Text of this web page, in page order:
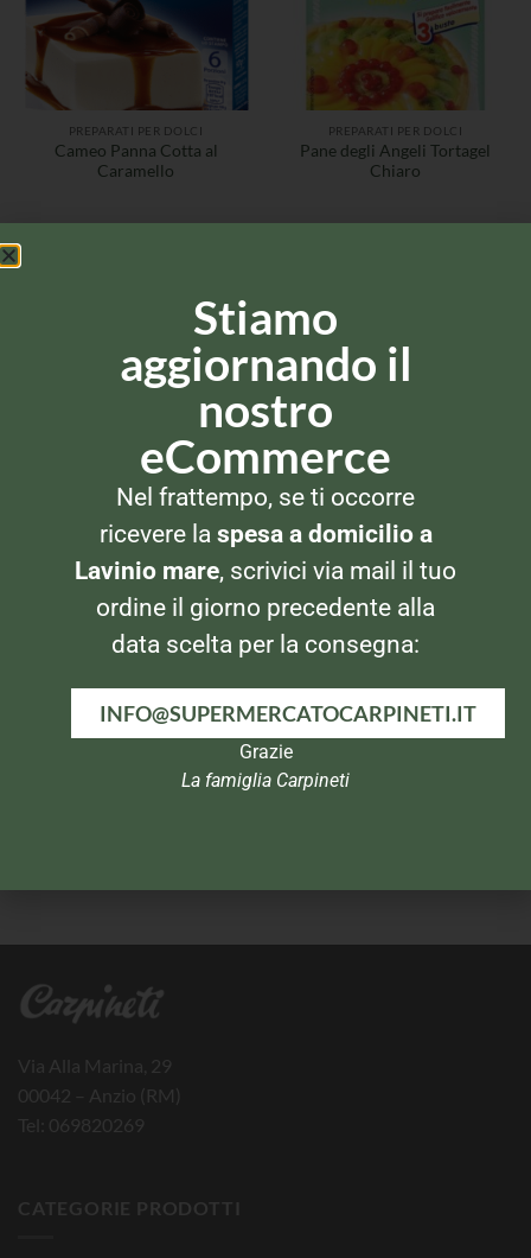
PREPARATI PER DOLCI
Cameo Panna Cotta al
Caramello
PREPARATI PER DOLCI
Pane degli Angeli Tortagel
Chiaro
PREPARATI PER DOLCI
Pane degli Angeli Zucchero
a Velo
Pane degli Angeli Vanillina 6
bustine
Via Alla Marina, 29
00042 – Anzio (RM)
Tel: 069820269
CATEGORIE PRODOTTI
Stiamo
aggiornando il
nostro
eCommerce
Nel frattempo, se ti occorre
ricevere la spesa a domicilio a
Lavinio mare, scrivici via mail il tuo
ordine il giorno precedente alla
data scelta per la consegna:
INFO@SUPERMERCATOCARPINETI.IT
Grazie
La famiglia Carpineti